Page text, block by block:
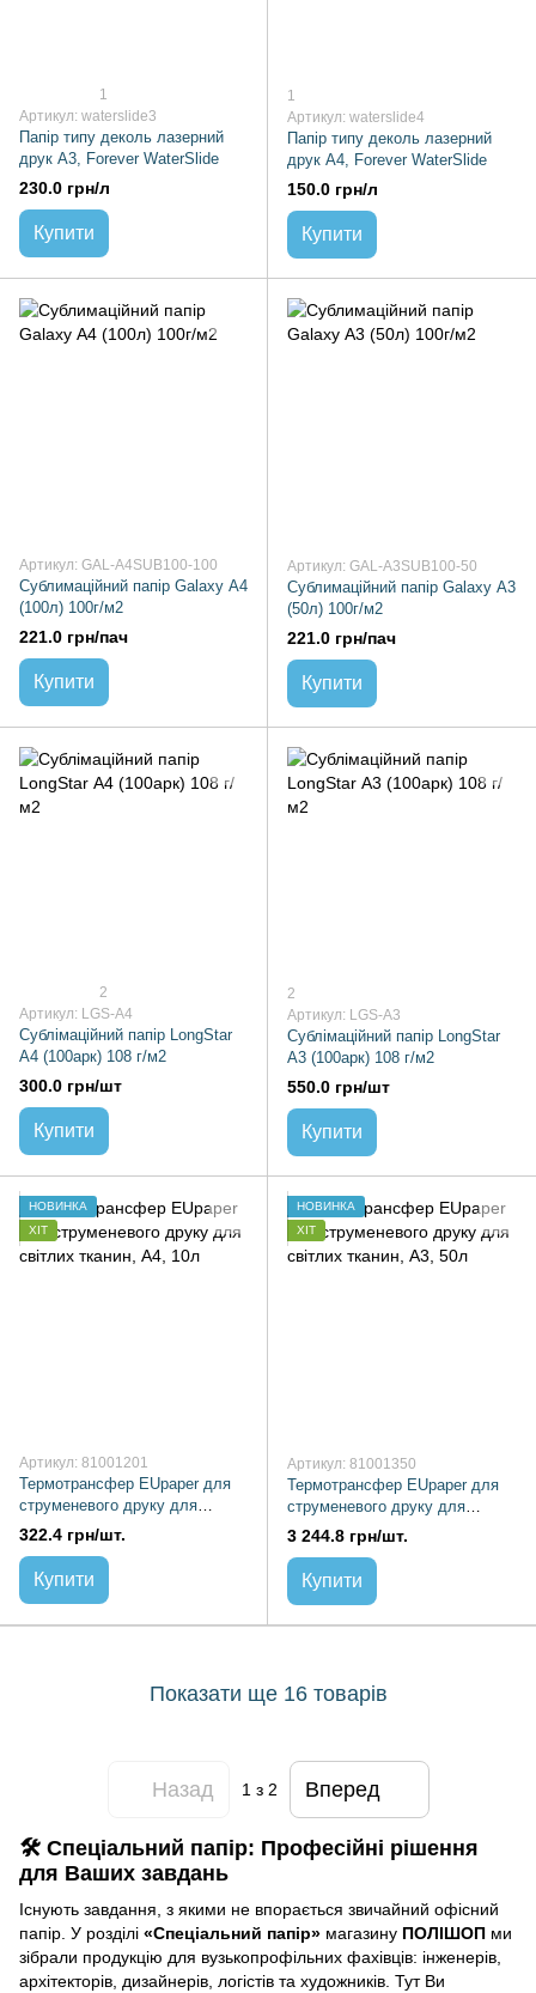
1
Артикул: waterslide3
Папір типу деколь лазерний
друк А3, Forever WaterSlide
230.0 грн/л
Купити
1
Артикул: waterslide4
Папір типу деколь лазерний
друк А4, Forever WaterSlide
150.0 грн/л
Купити
Артикул: GAL-A4SUB100-100
Сублимаційний папір Galaxy А4
(100л) 100г/м2
221.0 грн/пач
Купити
Артикул: GAL-A3SUB100-50
Сублимаційний папір Galaxy А3
(50л) 100г/м2
221.0 грн/пач
Купити
2
Артикул: LGS-A4
Сублімаційний папір LongStar
А4 (100арк) 108 г/м2
300.0 грн/шт
Купити
2
Артикул: LGS-A3
Сублімаційний папір LongStar
А3 (100арк) 108 г/м2
550.0 грн/шт
Купити
НОВИНКА
ХІТ
Артикул: 81001201
Термотрансфер EUpaper для
струменевого друку для
світлих тканин, А4, 10л
322.4 грн/шт.
Купити
НОВИНКА
ХІТ
Артикул: 81001350
Термотрансфер EUpaper для
струменевого друку для
світлих тканин, А3, 50л
3 244.8 грн/шт.
Купити
Показати ще 16 товарів
Назад 1з 2 Вперед
🛠️ Спеціальний папір: Професійні рішення
для Ваших завдань
Існують завдання, з якими не впорається звичайний офісний
папір. У розділі «Спеціальний папір» магазину ПОЛІШОП ми
зібрали продукцію для вузькопрофільних фахівців: інженерів,
архітекторів, дизайнерів, логістів та художників. Тут Ви